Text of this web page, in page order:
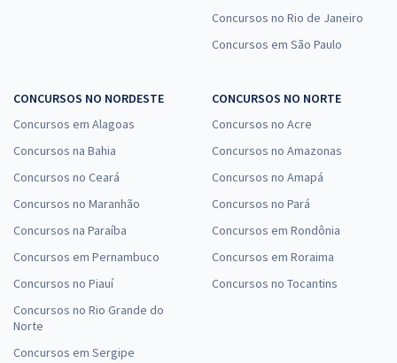
Concursos no Rio de Janeiro
Concursos em São Paulo
CONCURSOS NO NORDESTE
Concursos em Alagoas
Concursos na Bahia
Concursos no Ceará
Concursos no Maranhão
Concursos na Paraíba
Concursos em Pernambuco
Concursos no Piauí
Concursos no Rio Grande do
Norte
Concursos em Sergipe
CONCURSOS NO NORTE
Concursos no Acre
Concursos no Amazonas
Concursos no Amapá
Concursos no Pará
Concursos em Rondônia
Concursos em Roraima
Concursos no Tocantins